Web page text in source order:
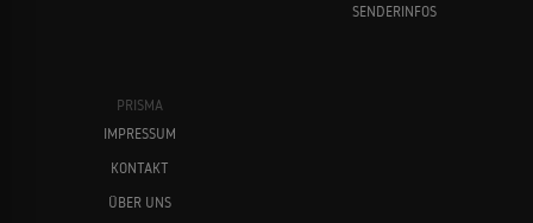
SENDERINFOS
PRISMA
IMPRESSUM
KONTAKT
ÜBER UNS